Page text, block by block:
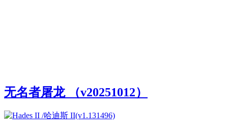
无名者屠龙 （v20251012）